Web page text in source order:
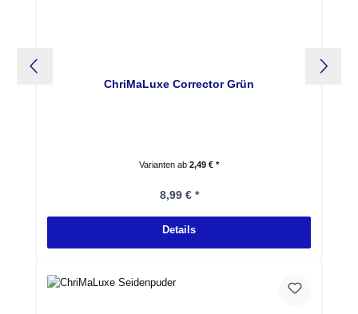
ChriMaLuxe Corrector Grün
Varianten ab 2,49 € *
Regulärer Preis:
8,99 € *
Details